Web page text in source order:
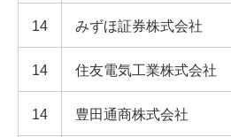
14 みずほ証券株式会社
14 住友電気工業株式会社
14 豊田通商株式会社